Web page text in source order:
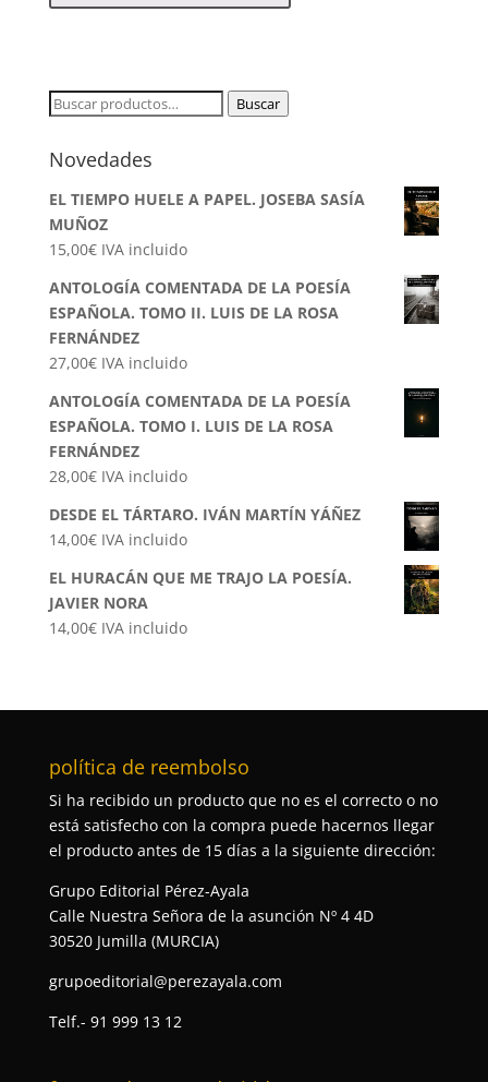
Buscar
Buscar
Novedades
EL TIEMPO HUELE A PAPEL. JOSEBA SASÍA
MUÑOZ
15,00€ IVA incluido
ANTOLOGÍA COMENTADA DE LA POESÍA
ESPAÑOLA. TOMO II. LUIS DE LA ROSA
FERNÁNDEZ
27,00€ IVA incluido
ANTOLOGÍA COMENTADA DE LA POESÍA
ESPAÑOLA. TOMO I. LUIS DE LA ROSA
FERNÁNDEZ
28,00€ IVA incluido
DESDE EL TÁRTARO. IVÁN MARTÍN YÁÑEZ
14,00€ IVA incluido
EL HURACÁN QUE ME TRAJO LA POESÍA.
JAVIER NORA
14,00€ IVA incluido
política de reembolso
Si ha recibido un producto que no es el correcto o no
está satisfecho con la compra puede hacernos llegar
el producto antes de 15 días a la siguiente dirección:
Grupo Editorial Pérez-Ayala
Calle Nuestra Señora de la asunción Nº 4 4D
30520 Jumilla (MURCIA)
grupoeditorial@perezayala.com
Telf.- 91 999 13 12